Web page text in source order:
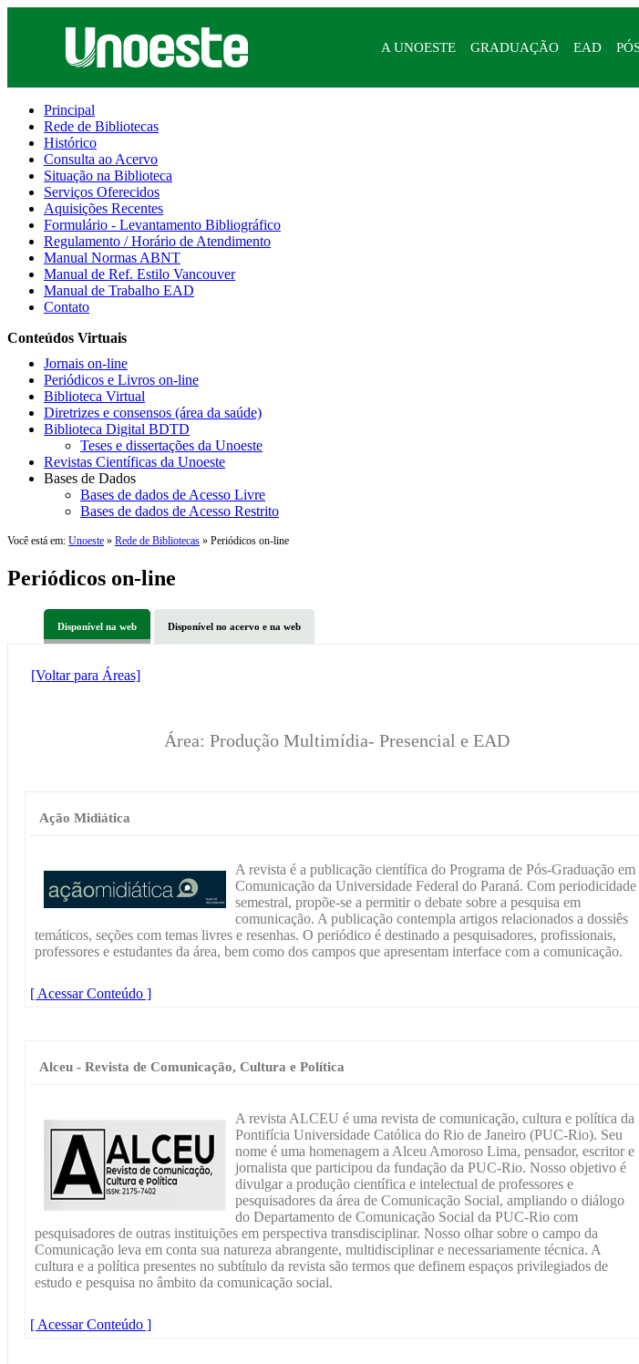
A UNOESTE GRADUAÇÃO EAD
Principal
Rede de Bibliotecas
Histórico
Consulta ao Acervo
Situação na Biblioteca
Serviços Oferecidos
Aquisições Recentes
Formulário - Levantamento Bibliográfico
Regulamento / Horário de Atendimento
Manual Normas ABNT
Manual de Ref. Estilo Vancouver
Manual de Trabalho EAD
Contato
Conteúdos Virtuais
Jornais on-line
Periódicos e Livros on-line
Biblioteca Virtual
Diretrizes e consensos (área da saúde)
Biblioteca Digital BDTD
Teses e dissertações da Unoeste
Revistas Científicas da Unoeste
Bases de Dados
Bases de dados de Acesso Livre
Bases de dados de Acesso Restrito
Você está em: Unoeste » Rede de Bibliotecas » Periódicos on-line
Periódicos on-line
Disponível na web Disponível no acervo e na web
[Voltar para Áreas]
Área: Produção Multimídia- Presencial e EAD
Ação Midiática
A revista é a publicação científica do Programa de Pós-Graduação em
Comunicação da Universidade Federal do Paraná. Com periodicidade
semestral, propõe-se a permitir o debate sobre a pesquisa em
comunicação. A publicação contempla artigos relacionados a dossiês
temáticos, seções com temas livres e resenhas. O periódico é destinado a pesquisadores, profissionais,
professores e estudantes da área, bem como dos campos que apresentam interface com a comunicação.
[ Acessar Conteúdo ]
Alceu - Revista de Comunicação, Cultura e Política
A revista ALCEU é uma revista de comunicação, cultura e política da
Pontifícia Universidade Católica do Rio de Janeiro (PUC-Rio). Seu
nome é uma homenagem a Alceu Amoroso Lima, pensador, escritor e
jornalista que participou da fundação da PUC-Rio. Nosso objetivo é
divulgar a produção científica e intelectual de professores e
pesquisadores da área de Comunicação Social, ampliando o diálogo
do Departamento de Comunicação Social da PUC-Rio com
pesquisadores de outras instituições em perspectiva transdisciplinar. Nosso olhar sobre o campo da
Comunicação leva em conta sua natureza abrangente, multidisciplinar e necessariamente técnica. A
cultura e a política presentes no subtítulo da revista são termos que definem espaços privilegiados de
estudo e pesquisa no âmbito da comunicação social.
[ Acessar Conteúdo ]